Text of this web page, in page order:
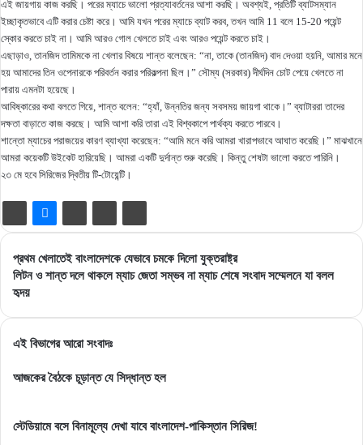
এই জায়গায় কাজ করছি। পরের ম্যাচে ভালো প্রত্যাবর্তনের আশা করছি। অবশ্যই, প্রতিটি ব্যাটসম্যান
ইচ্ছাকৃতভাবে এটি করার চেষ্টা করে। আমি যখন পরের ম্যাচে ব্যাট করব, তখন আমি 11 বলে 15-20 পয়েন্ট
স্কোর করতে চাই না। আমি আরও গোল খেলতে চাই এবং আরও পয়েন্ট করতে চাই।
এছাড়াও, তানজিদ তামিমকে না খেলার বিষয়ে শান্ত বলেছেন: “না, তাকে (তানজিদ) বাদ দেওয়া হয়নি, আমার মনে
হয় আমাদের তিন ওপেনারকে পরিবর্তন করার পরিকল্পনা ছিল।” সৌম্য (সরকার) দীর্ঘদিন চোট পেয়ে খেলতে না
পারায় এমনটা হয়েছে।
আবিষ্কারের কথা বলতে গিয়ে, শান্ত বলেন: “হ্যাঁ, উন্নতির জন্য সবসময় জায়গা থাকে।” ব্যাটাররা তাদের
দক্ষতা বাড়াতে কাজ করছে। আমি আশা করি তারা এই বিশ্বকাপে পার্থক্য করতে পারবে।
শান্তো ম্যাচের পরাজয়ের কারণ ব্যাখ্যা করেছেন: “আমি মনে করি আমরা খারাপভাবে আঘাত করেছি।” মাঝখানে
আমরা কয়েকটি উইকেট হারিয়েছি। আমরা একটি দুর্দান্ত শুরু করেছি। কিন্তু শেষটা ভালো করতে পারিনি।
২৩ মে হবে সিরিজের দ্বিতীয় টি-টোয়েন্টি।
প্রথম
খেলাতেই
বাংলাদেশকে
দিলো
প্রথম খেলাতেই বাংলাদেশকে যেভাবে চমকে দিলো যুক্তরাষ্ট্র
লিটন
ও
থাকলে
জেতা
ম্যাচ
লিটন ও শান্ত দলে থাকলে ম্যাচ জেতা সম্ভব না ম্যাচ শেষে সংবাদ সম্মেলনে যা বলল
হৃদয়
এই বিভাগের আরো সংবাদঃ
আজকের বৈঠকে চূড়ান্ত যে সিদ্ধান্ত হল
স্টেডিয়ামে বসে বিনামূল্যে দেখা যাবে বাংলাদেশ-পাকিস্তান সিরিজ!